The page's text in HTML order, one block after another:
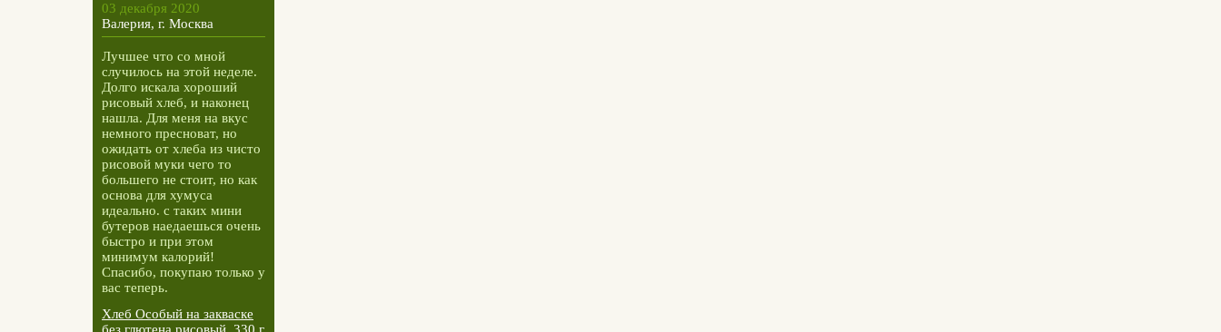
03 декабря 2020
Валерия, г. Москва
Лучшее что со мной
случилось на этой неделе.
Долго искала хороший
рисовый хлеб, и наконец
нашла. Для меня на вкус
немного пресноват, но
ожидать от хлеба из чисто
рисовой муки чего то
большего не стоит, но как
основа для хумуса
идеально. с таких мини
бутеров наедаешься очень
быстро и при этом
минимум калорий!
Спасибо, покупаю только у
вас теперь.
Хлеб Особый на закваске